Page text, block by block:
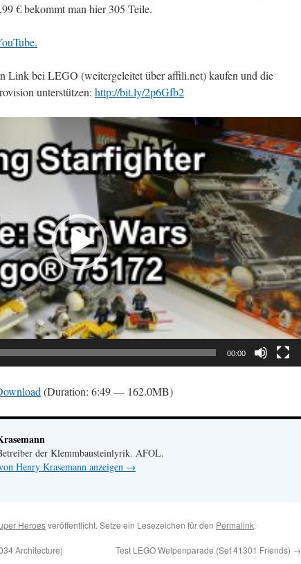
€ bekommt man hier 305 Teile.
Link bei LEGO (weitergeleitet über affili.net) kaufen und die
unterstützen: http://bit.ly/2p6Gfb2
00:00
(Duration: 6:49 — 162.0MB)
der Klemmbausteinlyrik. AFOL.
Henry Krasemann anzeigen →
Heroesveröffentlicht. Setze ein Lesezeichen für den Permalink.
Architecture) Test LEGO Welpenparade (Set 41301 Friends) →